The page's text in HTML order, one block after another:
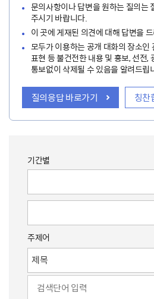
문의사항이나 답변을 원하는 질의는
주시기 바랍니다.
이 곳에 게재된 의견에 대해 답변을
모두가 이용하는 공개 대화의 장소인
표현 등 불건전한 내용 및 홍보, 선전,
통보없이 삭제될 수 있음을 알려드립
질의응답 바로가기 칭찬
기간별
주제어